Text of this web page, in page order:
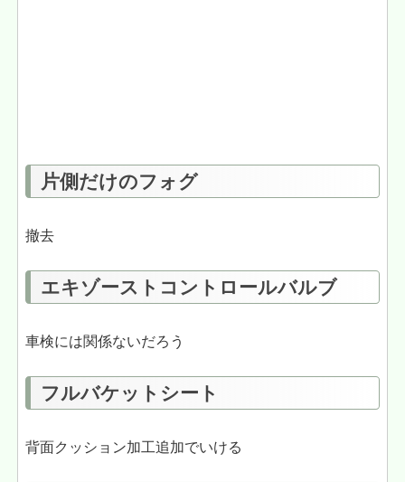
片側だけのフォグ
撤去
エキゾーストコントロールバルブ
車検には関係ないだろう
フルバケットシート
背面クッション加工追加でいける